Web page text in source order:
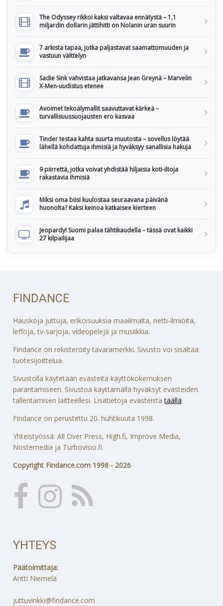
The Odyssey rikkoi kaksi valtavaa ennätystä – 1,1
miljardin dollarin jättihitti on Nolanin uran suurin
7 arkista tapaa, jotka paljastavat saamattomuuden ja
vastuun välttelyn
Sadie Sink vahvistaa jatkavansa Jean Greynä – Marvelin
X-Men-uudistus etenee
Avoimet tekoälymallit saavuttavat kärkeä –
turvallisuussuojausten ero kasvaa
Tinder testaa kahta suurta muutosta – sovellus löytää
lähellä kohdattuja ihmisiä ja hyväksyy sanallisia hakuja
9 piirrettä, jotka voivat yhdistää hiljaisia koti-iltoja
rakastavia ihmisiä
Miksi oma biisi kuulostaa seuraavana päivänä
huonolta? Kaksi keinoa katkaisee kierteen
Jeopardy! Suomi palaa tähtikaudella – tässä ovat kaikki
27 kilpailijaa
FINDANCE
Hauskoja juttuja, erikoisuuksia maailmalta, netti-ilmiöitä,
leffoja, tv-sarjoja, videopelejä ja musiikkia.
Findance on rekisteröity tavaramerkki. Sivusto voi sisältää
tuotesijoittelua.
Sivustolla käytetään evästeitä käyttökokemuksen
parantamiseen. Sivustoa käyttämällä hyväksyt evästeiden
tallentamisen laitteellesi. Lisätietoja evästeistätäällä.
Findance on perustettu 20. huhtikuuta 1998.
Yhteistyössä: All Over Press, High.fi, Improve Media,
Nostemedia ja Turbovisio.fi.
Copyright Findance.com 1998 - 2026
YHTEYS
Päätoimittaja:
Antti Niemelä
juttuvinkki@findance.com